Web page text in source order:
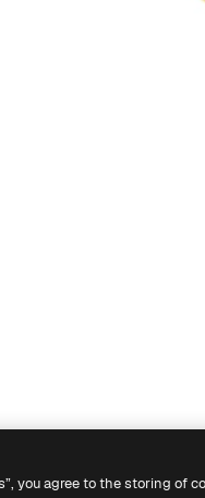
you agree to the storing of